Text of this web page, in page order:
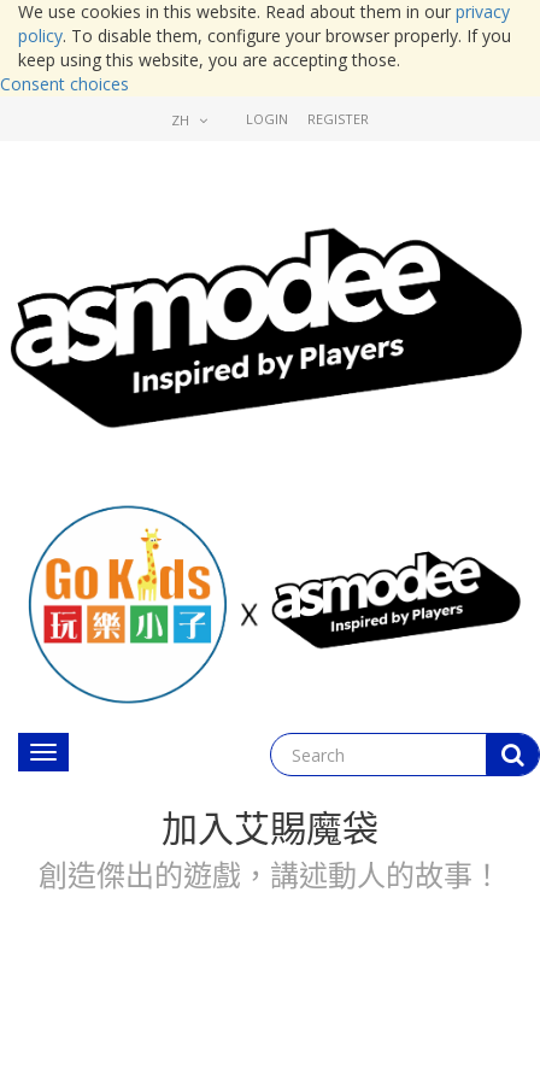
We use cookies in this website. Read about them in our privacy
policy. To disable them, configure your browser properly. If you
keep using this website, you are accepting those.
Consent choices
ZH LOGIN REGISTER
Toggle
navigation
加入艾賜魔袋
創造傑出的遊戲，講述動人的故事！